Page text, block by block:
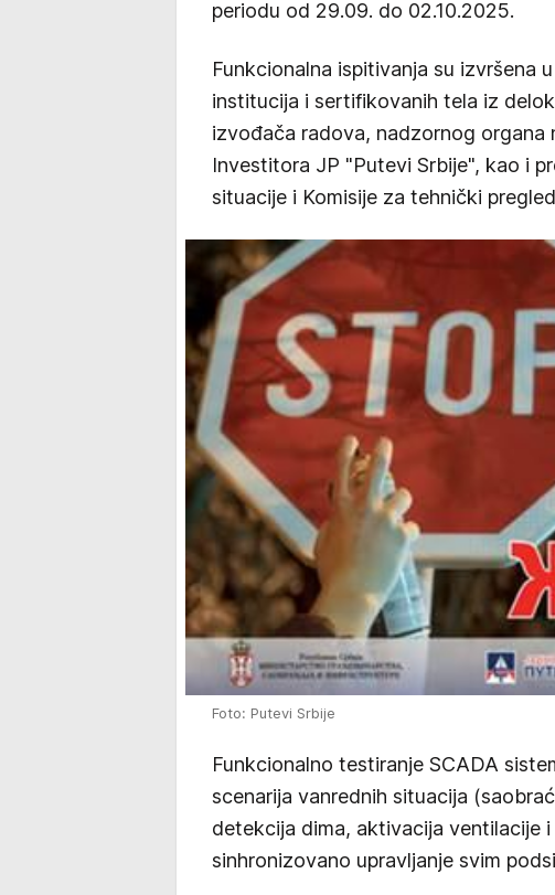
periodu od 29.09. do 02.10.2025.
Funkcionalna ispitivanja su izvršena
institucija i sertifikovanih tela iz
izvođača radova, nadzornog
Investitora JP "Putevi Srbije", kao i
situacije i Komisije za tehnički
Foto: Putevi Srbije
Funkcionalno testiranje SCADA
scenarija vanrednih situacija
detekcija dima, aktivacija ventilacije
sinhronizovano upravljanje svim